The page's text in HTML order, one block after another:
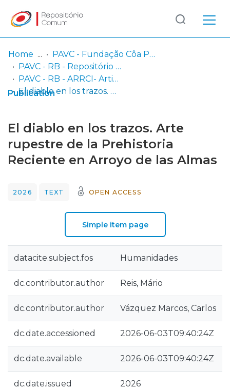
Communities
& Collections
Statistics
Log
In
(current)
Home
PAVC - Fundação Côa Parque / Parque Arqueológico do Vale do Côa
PAVC - RB - Repositório Bibliográfico
PAVC - RB - ARRCI- Artigos e Resumos em Revistas Científicas Internacionais
El diablo en los trazos. Arte rupestre de la Prehistoria Reciente en Arroyo de las Almas
Publication
El diablo en los trazos. Arte
rupestre de la Prehistoria
Reciente en Arroyo de las Almas
2026 TEXT OPEN ACCESS
Simple item page
datacite.subject.fos Humanidades
dc.contributor.author Reis, Mário
dc.contributor.author Vázquez Marcos, Carlos
dc.date.accessioned 2026-06-03T09:40:24Z
dc.date.available 2026-06-03T09:40:24Z
dc.date.issued 2026